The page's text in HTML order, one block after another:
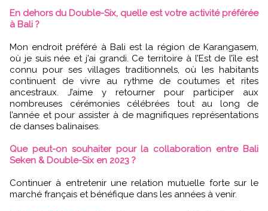
En dehors du Double-Six, quelle est votre activité préférée
à Bali ?
Mon endroit préféré à Bali est la région de Karangasem,
où je suis née et j’ai grandi. Ce territoire à l’Est de l’île est
connu pour ses villages traditionnels, où les habitants
continuent de vivre au rythme de coutumes et rites
ancestraux. J’aime y retourner pour participer aux
nombreuses cérémonies célébrées tout au long de
l’année et pour assister à de magnifiques représentations
de danses balinaises.
Que peut-on souhaiter pour la collaboration entre Bali
Seken & Double-Six en 2023 ?
Continuer à entretenir une relation mutuelle forte sur le
marché français et bénéfique dans les années à venir.